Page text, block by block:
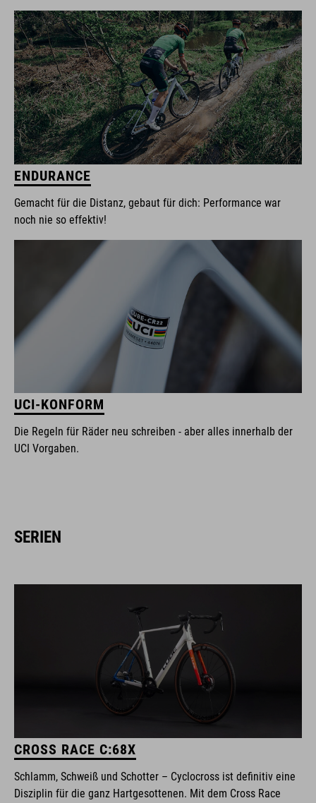
ENDURANCE
Gemacht für die Distanz, gebaut für dich: Performance war
noch nie so effektiv!
UCI-KONFORM
Die Regeln für Räder neu schreiben - aber alles innerhalb der
UCI Vorgaben.
SERIEN
CROSS RACE C:68X
Schlamm, Schweiß und Schotter – Cyclocross ist definitiv eine
Disziplin für die ganz Hartgesottenen. Mit dem Cross Race